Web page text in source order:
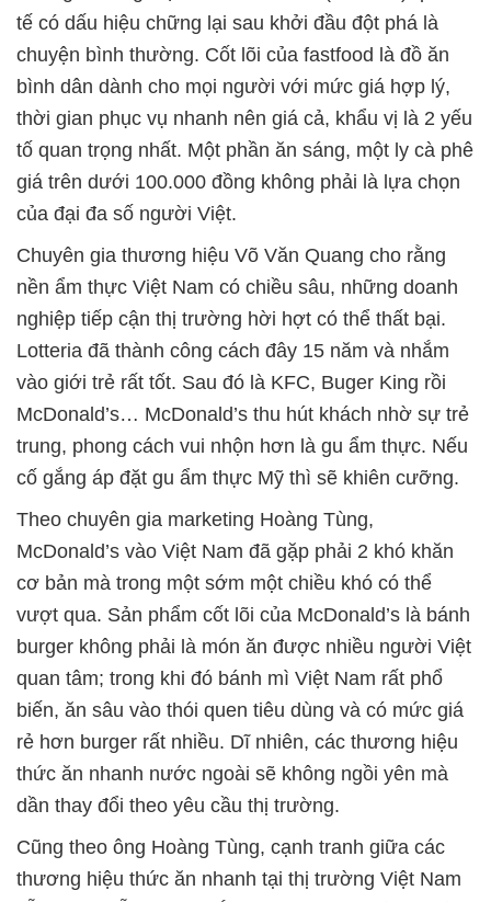
tế có dấu hiệu chững lại sau khởi đầu đột phá là
chuyện bình thường. Cốt lõi của fastfood là đồ ăn
bình dân dành cho mọi người với mức giá hợp lý,
thời gian phục vụ nhanh nên giá cả, khẩu vị là 2 yếu
tố quan trọng nhất. Một phần ăn sáng, một ly cà phê
giá trên dưới 100.000 đồng không phải là lựa chọn
của đại đa số người Việt.
Chuyên gia thương hiệu Võ Văn Quang cho rằng
nền ẩm thực Việt Nam có chiều sâu, những doanh
nghiệp tiếp cận thị trường hời hợt có thể thất bại.
Lotteria đã thành công cách đây 15 năm và nhắm
vào giới trẻ rất tốt. Sau đó là KFC, Buger King rồi
McDonald’s… McDonald’s thu hút khách nhờ sự trẻ
trung, phong cách vui nhộn hơn là gu ẩm thực. Nếu
cố gắng áp đặt gu ẩm thực Mỹ thì sẽ khiên cưỡng.
Theo chuyên gia marketing Hoàng Tùng,
McDonald’s vào Việt Nam đã gặp phải 2 khó khăn
cơ bản mà trong một sớm một chiều khó có thể
vượt qua. Sản phẩm cốt lõi của McDonald’s là bánh
burger không phải là món ăn được nhiều người Việt
quan tâm; trong khi đó bánh mì Việt Nam rất phổ
biến, ăn sâu vào thói quen tiêu dùng và có mức giá
rẻ hơn burger rất nhiều. Dĩ nhiên, các thương hiệu
thức ăn nhanh nước ngoài sẽ không ngồi yên mà
dần thay đổi theo yêu cầu thị trường.
Cũng theo ông Hoàng Tùng, cạnh tranh giữa các
thương hiệu thức ăn nhanh tại thị trường Việt Nam